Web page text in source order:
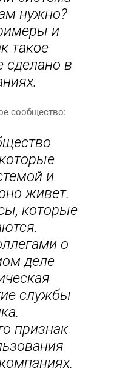
нужно?
и
такое
сделано в
сообщество:
и
живет.
которые
о
деле
службы
признак